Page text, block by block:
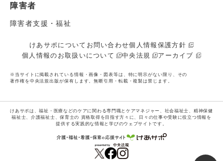
障害者
障害者支援・福祉
けあサポについて お問い合わせ個人情報保護方針
個人情報のお取扱いについて
中央法規 アーカイブ
※当サイトに掲載されている情報・画像・図表等は、特に明示がない限り、その
著作権を中央法規出版が保有します。無断引用・転載・複製は禁じます。
けあサポは、福祉・医療などのケアに関わる専門職とケアマネジャー、社会福祉士、精神保健
福祉士、介護福祉士、保育士の 資格取得を目指す方々に、日々の仕事や受験に役立つ情報を
提供する実践的な情報と学びのウェブサイトです。